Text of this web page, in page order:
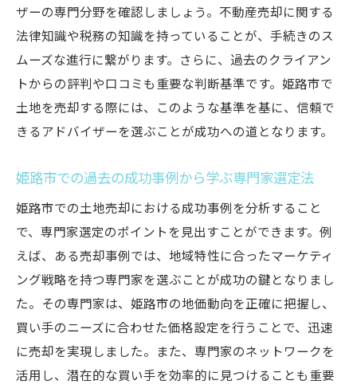
姫路市の土地売却における専門家の具体的アド
バイス市況と価格の関係を理解する
地価動向を正確に把握するための方法
市場価格と公示価格の違いとその理解
専門家が教える市況の見方と販売戦略
価格変動に対応した売却プランの立て方
投資家視点での市況分析と価格決定
土地売却のプロセスをスムーズに姫路市で知っ
ておくべき法律と手続き
土地売却に必要な法的書類の整備
売却前に確認すべき法務手続き
取引を安全に行うための法律知識
トラブルを避けるための契約書のポイント
専門家が教える法律手続きの流れ
ザーの専門分野を確認しましょう。不動産売却に関する
法律知識や税務の知識を持っていることが、手続きのス
ムーズな進行に繋がります。さらに、過去のクライアン
トからの評判や口コミも重要な判断基準です。姫路市で
土地を売却する際には、このような基準を基に、信頼で
きるアドバイザーを選ぶことが成功への道となります。
姫路市での過去の成功事例から学ぶ専門家選定法
姫路市での土地売却における成功事例を分析すること
で、専門家選定のポイントを見出すことができます。例
えば、ある売却事例では、地域特性に合ったマーケティ
ング戦略を持つ専門家を選ぶことが成功の鍵となりまし
た。その専門家は、姫路市の地価動向を正確に把握し、
買い手のニーズに合わせた価格設定を行うことで、迅速
に売却を実現しました。また、専門家のネットワークを
活用し、潜在的な買い手を効率的に見つけることも重要